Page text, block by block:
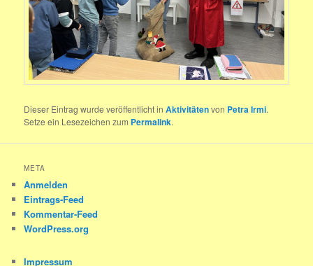
Dieser Eintrag wurde veröffentlicht inAktivitätenvon Petra Irmi.
Setze ein Lesezeichen zum Permalink.
META
Anmelden
Eintrags-Feed
Kommentar-Feed
WordPress.org
Impressum